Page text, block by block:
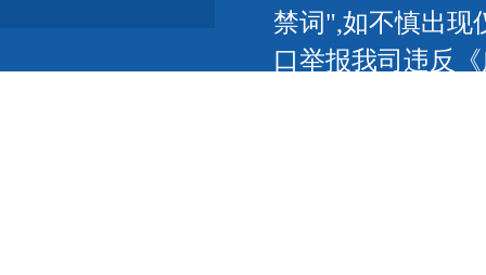
禁词",如不慎出现
口举报我司违反